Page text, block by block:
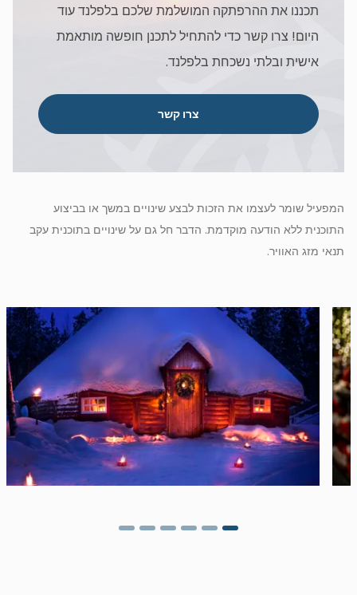
תכננו את ההרפתקה המושלמת שלכם בלפלנד עוד
היום! צרו קשר כדי להתחיל לתכנן חופשה מותאמת
אישית ובלתי נשכחת בלפלנד.
צרו קשר
המפעיל שומר לעצמו את הזכות לבצע שינויים במשך או בביצוע
התוכנית ללא הודעה מוקדמת. הדבר חל גם על שינויים בתוכנית עקב
תנאי מזג האוויר.